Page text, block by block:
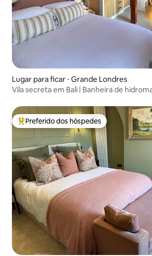
Lugar para ficar ⋅ Grande Londres
Vila secreta em Bali | Banheira de
Entre os melhores preferidos dos
Preferido dos hóspedes